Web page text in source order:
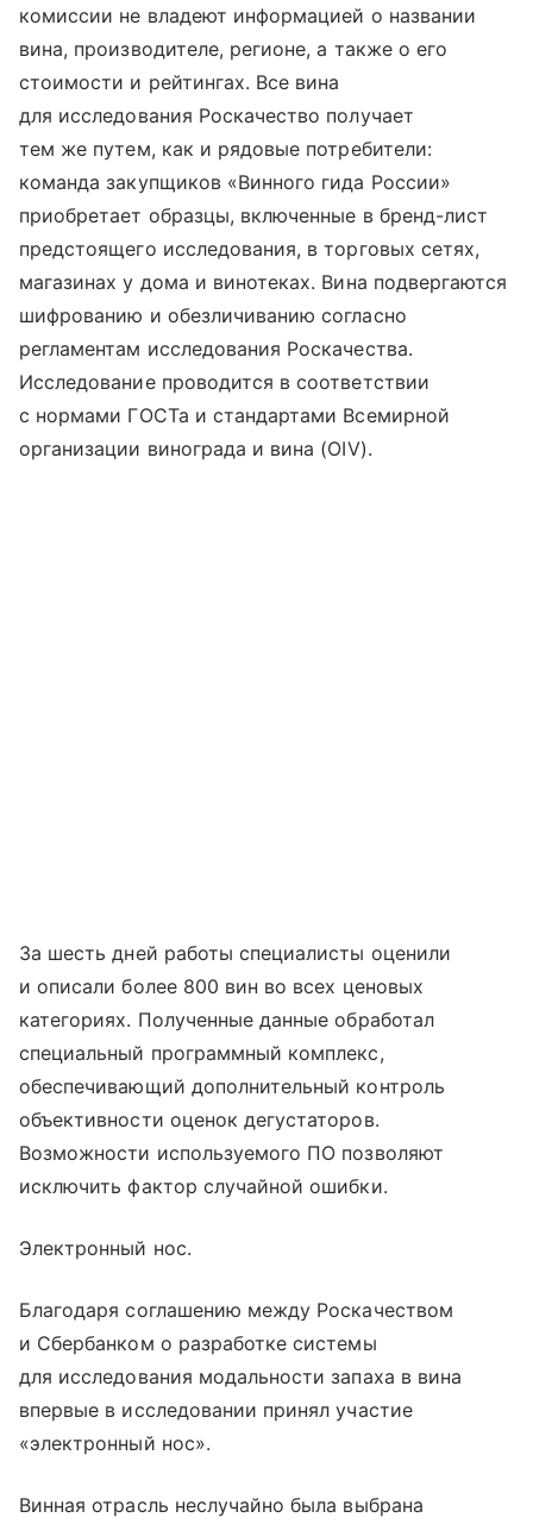
комиссии не владеют информацией о названии
вина, производителе, регионе, а также о его
стоимости и рейтингах. Все вина
для исследования Роскачество получает
тем же путем, как и рядовые потребители:
команда закупщиков «Винного гида России»
приобретает образцы, включенные в бренд-лист
предстоящего исследования, в торговых сетях,
магазинах у дома и винотеках. Вина подвергаются
шифрованию и обезличиванию согласно
регламентам исследования Роскачества.
Исследование проводится в соответствии
с нормами ГОСТа и стандартами Всемирной
организации винограда и вина (OIV).
За шесть дней работы специалисты оценили
и описали более 800 вин во всех ценовых
категориях. Полученные данные обработал
специальный программный комплекс,
обеспечивающий дополнительный контроль
объективности оценок дегустаторов.
Возможности используемого ПО позволяют
исключить фактор случайной ошибки.
Электронный нос.
Благодаря соглашению между Роскачеством
и Сбербанком о разработке системы
для исследования модальности запаха в вина
впервые в исследовании принял участие
«электронный нос».
Винная отрасль неслучайно была выбрана